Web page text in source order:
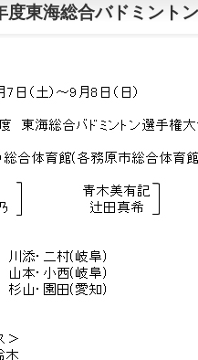
度東海総合バドミント